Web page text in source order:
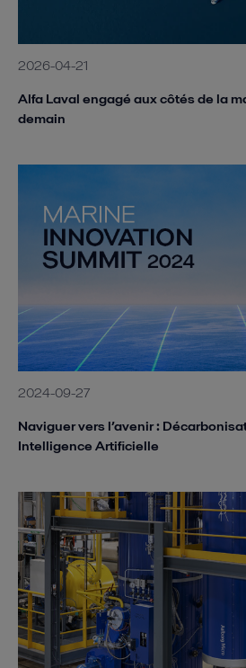
2026-04-21
Alfa Laval engagé aux côtés de la
demain
2024-09-27
Naviguer vers l’avenir :
Intelligence Artificielle